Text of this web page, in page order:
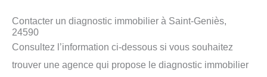
Contacter un diagnostic immobilier à Saint-Geniès,
24590
Consultez l’information ci-dessous si vous souhaitez
trouver une agence qui propose le diagnostic immobilier